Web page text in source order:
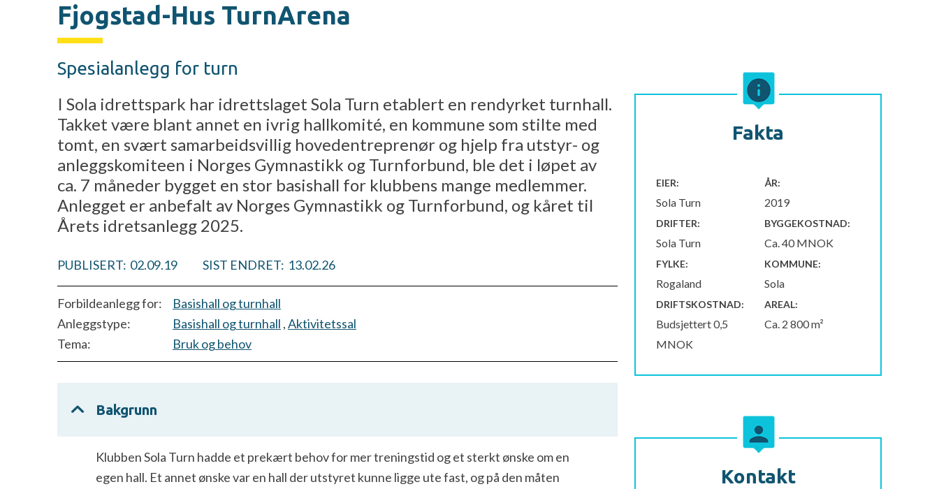
Fjogstad-Hus TurnArena
Spesialanlegg for turn
I Sola idrettspark har idrettslaget Sola Turn etablert en rendyrket turnhall.
Takket være blant annet en ivrig hallkomité, en kommune som stilte med
tomt, en svært samarbeidsvillig hovedentreprenør og hjelp fra utstyr- og
anleggskomiteen i Norges Gymnastikk og Turnforbund, ble det i løpet av
ca. 7 måneder bygget en stor basishall for klubbens mange medlemmer.
Anlegget er anbefalt av Norges Gymnastikk og Turnforbund, og kåret til
Årets idretsanlegg 2025.
PUBLISERT: 02.09.19 SIST ENDRET: 13.02.26
Forbildeanlegg for:
Basishall og turnhall
Anleggstype:
Basishall og turnhall ,Aktivitetssal
Tema:
Bruk og behov
Bakgrunn
Klubben Sola Turn hadde et prekært behov for mer treningstid og et sterkt ønske om en
egen hall. Et annet ønske var en hall der utstyret kunne ligge ute fast, og på den måten
Fakta
EIER:
Sola Turn
ÅR:
2019
DRIFTER:
Sola Turn
BYGGEKOSTNAD:
Ca. 40 MNOK
FYLKE:
Rogaland
KOMMUNE:
Sola
DRIFTSKOSTNAD:
Budsjettert 0,5
MNOK
AREAL:
Ca. 2 800 m²
Kontakt